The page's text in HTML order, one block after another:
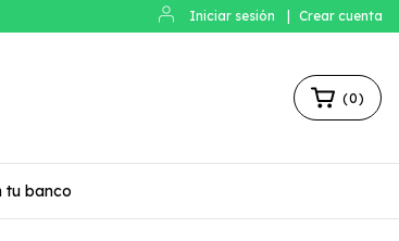
Iniciar sesión Crear cuenta
(0)
tu banco